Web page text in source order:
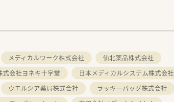
メディカルワーク株式会社
仙北薬品株式会社
式会社ヨネキ十字堂
日本メディカルシステム株式会社
ウエルシア薬局株式会社
ラッキーバッグ株式会社